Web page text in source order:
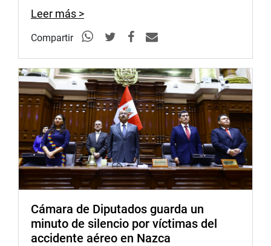
presidenta de la Comisión de Relaciones Exteriores,
señaló que los consulados no prestan los servicios y que
con la propuesta se facilitarán los procesos.
OFICINA DE COMUNICACIONES
Leer más >
Compartir
Cámara de Diputados guarda un
minuto de silencio por víctimas del
accidente aéreo en Nazca